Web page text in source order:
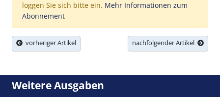
loggen Sie sich bitte ein. Mehr Informationen zum
Abonnement
vorheriger Artikel nachfolgender Artikel
Weitere Ausgaben